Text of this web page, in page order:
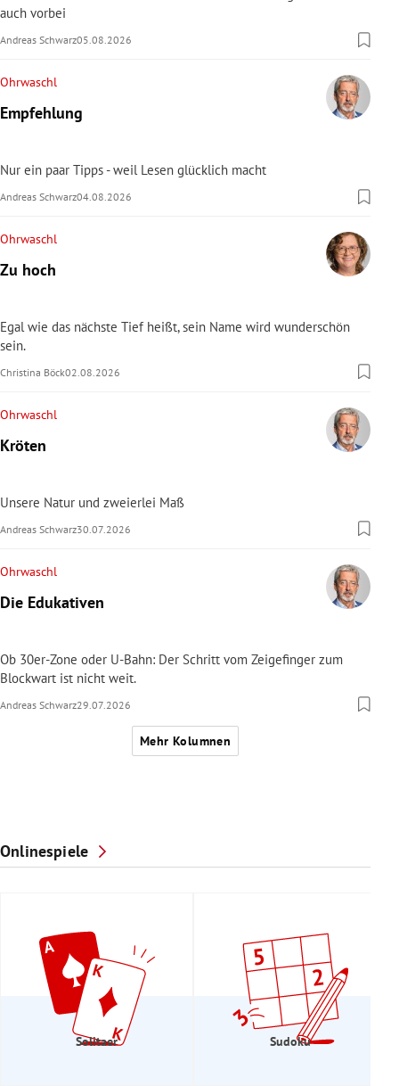
auch vorbei
Andreas Schwarz05.08.2026
Ohrwaschl
Empfehlung
Nur ein paar Tipps - weil Lesen glücklich macht
Andreas Schwarz04.08.2026
Ohrwaschl
Zu hoch
Egal wie das nächste Tief heißt, sein Name wird wunderschön
sein.
Christina Böck02.08.2026
Ohrwaschl
Kröten
Unsere Natur und zweierlei Maß
Andreas Schwarz30.07.2026
Ohrwaschl
Die Edukativen
Ob 30er-Zone oder U-Bahn: Der Schritt vom Zeigefinger zum
Blockwart ist nicht weit.
Andreas Schwarz29.07.2026
Mehr Kolumnen
Onlinespiele
Solitaer Sudoku